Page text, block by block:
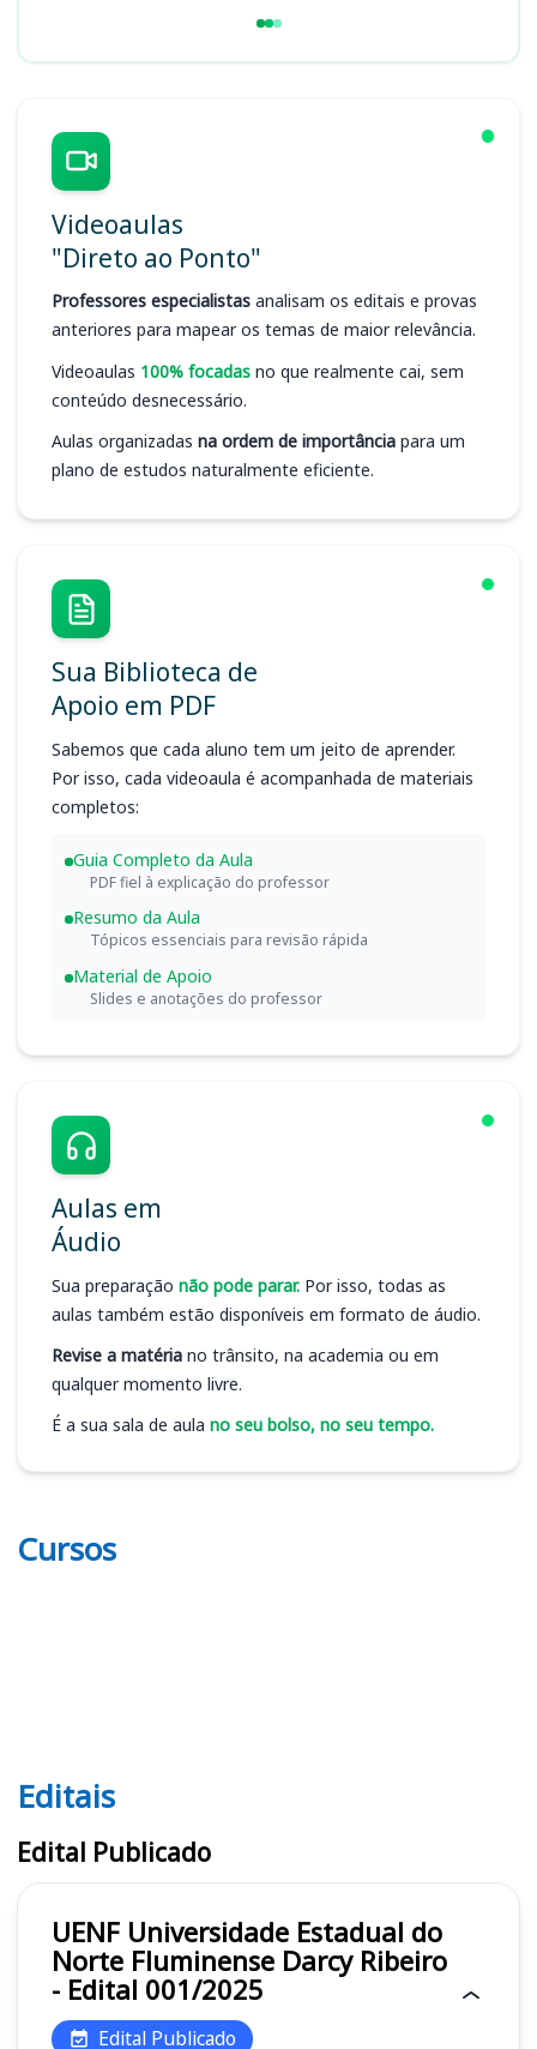
Videoaulas
"Direto ao Ponto"
Professores especialistas analisam os editais e provas
anteriores para mapear os temas de maior relevância.
Videoaulas 100% focadas no que realmente cai, sem
conteúdo desnecessário.
Aulas organizadas na ordem de importância para um
plano de estudos naturalmente eficiente.
Sua Biblioteca de
Apoio em PDF
Sabemos que cada aluno tem um jeito de aprender.
Por isso, cada videoaula é acompanhada de materiais
completos:
Guia Completo da Aula
PDF fiel à explicação do professor
Resumo da Aula
Tópicos essenciais para revisão rápida
Material de Apoio
Slides e anotações do professor
Aulas em
Áudio
Sua preparação não pode parar. Por isso, todas as
aulas também estão disponíveis em formato de áudio.
Revise a matéria no trânsito, na academia ou em
qualquer momento livre.
É a sua sala de aula no seu bolso, no seu tempo.
Cursos
Editais UENF
Editais
Edital Publicado
UENF Universidade Estadual do
Norte Fluminense Darcy Ribeiro
- Edital 001/2025
Edital Publicado